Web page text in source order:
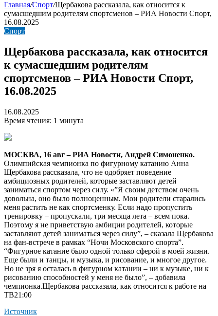
Главная/Спорт/Щербакова рассказала, как относится к
сумасшедшим родителям спортсменов – РИА Новости Спорт,
16.08.2025
Спорт
Щербакова рассказала, как относится
к сумасшедшим родителям
спортсменов – РИА Новости Спорт,
16.08.2025
16.08.2025
Время чтения: 1 минута
МОСКВА, 16 авг – РИА Новости, Андрей Симоненко.
Олимпийская чемпионка по фигурному катанию Анна
Щербакова рассказала, что не одобряет поведение
амбициозных родителей, которые заставляют детей
заниматься спортом через силу. «”Я своим детством очень
довольна, оно было полноценным. Мои родители старались
меня растить не как спортсменку. Если надо пропустить
тренировку – пропускали, три месяца лета – всем пока.
Поэтому я не приветствую амбиции родителей, которые
заставляют детей заниматься через силу”, – сказала Щербакова
на фан-встрече в рамках “Ночи Московского спорта”.
“Фигурное катание было одной только сферой в моей жизни.
Еще были и танцы, и музыка, и рисование, и многое другое.
Но не зря я осталась в фигурном катании – ни к музыке, ни к
рисованию способностей у меня не было”, – добавила
чемпионка.Щербакова рассказала, как относится к работе на
ТВ21:00
Источник